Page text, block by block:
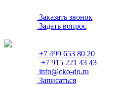
Заказать звонок
Задать вопрос
+7 499 653 80 20
+7 915 221 43 43
info@cko-do.ru
Записаться